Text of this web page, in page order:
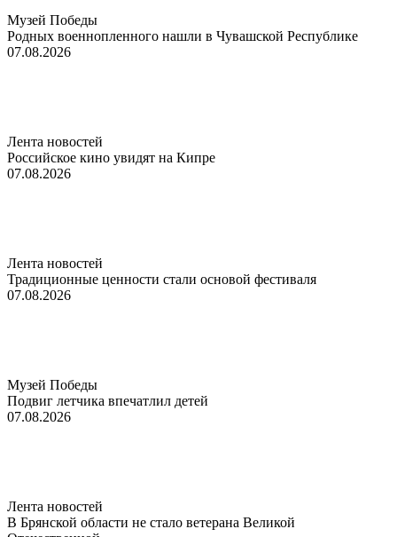
Музей Победы
Родных военнопленного нашли в Чувашской Республике
07.08.2026
Лента новостей
Российское кино увидят на Кипре
07.08.2026
Лента новостей
Традиционные ценности стали основой фестиваля
07.08.2026
Музей Победы
Подвиг летчика впечатлил детей
07.08.2026
Лента новостей
В Брянской области не стало ветерана Великой